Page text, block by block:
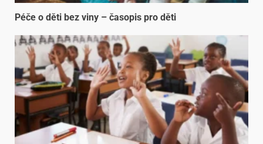
Péče o děti bez viny – časopis pro děti